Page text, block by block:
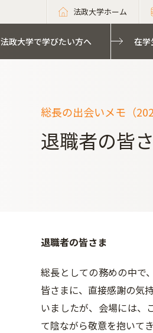
法政大学ホーム
法政大学で学びたい方へ 在学
総長の出会いメモ（
退職者の皆
退職者の皆さま
総長としての務めの中で
皆さまに、直接感謝の気
いましたが、会場には、
て陰ながら敬意を抱いて